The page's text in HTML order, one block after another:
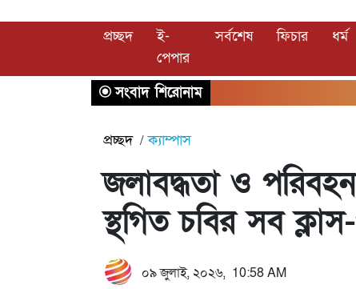
প্রচ্ছদ
ই-
পেপার
সর্বশেষ ফিচার ধর্ম
সংবাদ শিরোনাম
প্রচ্ছদ ক্যাম্পাস
জলাবদ্ধতা ও
স্থগিত চবির সব
০৯ জুলাই, ২০২৬, 10:58 AM